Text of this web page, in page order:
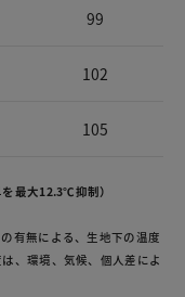
99
102
105
最大12.3℃抑制）
有無による、生地下の温度
、環境、気候、個人差によ